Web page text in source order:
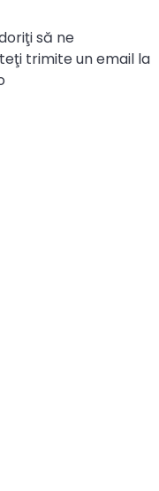
să ne
trimite un email la